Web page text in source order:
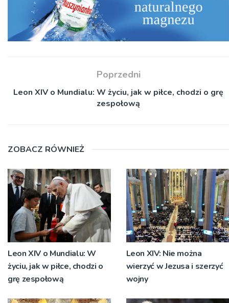
Poprzedni
Leon XIV o Mundialu: W życiu, jak w piłce, chodzi o grę
zespołową
ZOBACZ RÓWNIEŻ
Leon XIV o Mundialu: W
życiu, jak w piłce, chodzi o
grę zespołową
Leon XIV: Nie można
wierzyć w Jezusa i szerzyć
wojny